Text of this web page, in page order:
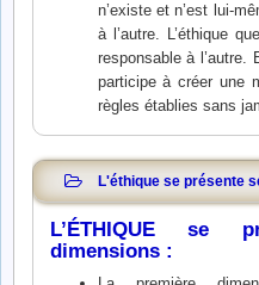
n’existe et n’est lui-
à l’autre. L’éthique
responsable à
participe à créer une
règles établies sans
L'éthique se présente
L’ÉTHIQUE se
dimensions :